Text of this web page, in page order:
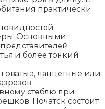
практически
Основными
и более тонкий
ланцетные или
стеблю при
Початок состоит